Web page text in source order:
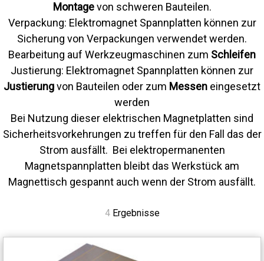
Montagevon schweren Bauteilen.
Verpackung: Elektromagnet Spannplatten können zur
Sicherung von Verpackungen verwendet werden.
Bearbeitung auf Werkzeugmaschinen zum Schleifen
Justierung: Elektromagnet Spannplatten können zur
Justierungvon Bauteilen oder zum Messen eingesetzt
werden
Bei Nutzung dieser elektrischen Magnetplatten sind
Sicherheitsvorkehrungen zu treffen für den Fall das der
Strom ausfällt. Bei elektropermanenten
Magnetspannplatten bleibt das Werkstück am
Magnettisch gespannt auch wenn der Strom ausfällt.
4Ergebnisse